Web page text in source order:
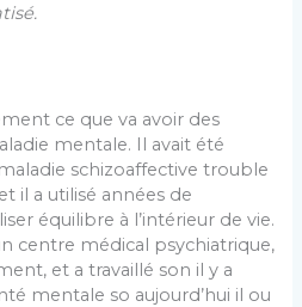
ce que va avoir des
mentale. Il avait été
schizoaffective trouble
il a utilisé années de
équilibre à l’intérieur de vie.
centre médical psychiatrique,
et a travaillé son il y a
mentale so aujourd’hui il ou